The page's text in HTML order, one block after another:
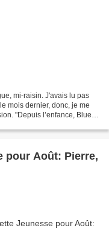
mi-raisin. J'avais lu pas
mois dernier, donc, je me
"Depuis l’enfance, Blue
pour Août: Pierre,